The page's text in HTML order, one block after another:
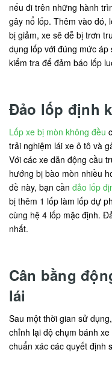
nếu đi trên những hành
gây nổ lốp. Thêm vào đó,
bị giảm, xe sẽ dễ bị trơn
dụng lốp với đúng mức
kiểm tra để đảm báo lốp
Đảo lốp định
Lốp xe bị mòn không đều
trải nghiệm lái xe ô tô và
Với các xe dẫn động cầu
hướng bị bào mòn nhiều
đề này, bạn cần đảo lốp
bị thêm 1 lốp làm lốp dự
cùng hệ 4 lốp mặc định.
nhất.
Cân bằng
lái
Sau một thời gian sử
chỉnh lại độ chụm bánh
chuẩn xác các quyết định